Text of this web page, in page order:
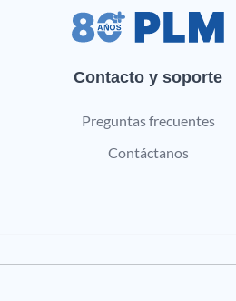
Contacto y soporte
Preguntas frecuentes
Contáctanos